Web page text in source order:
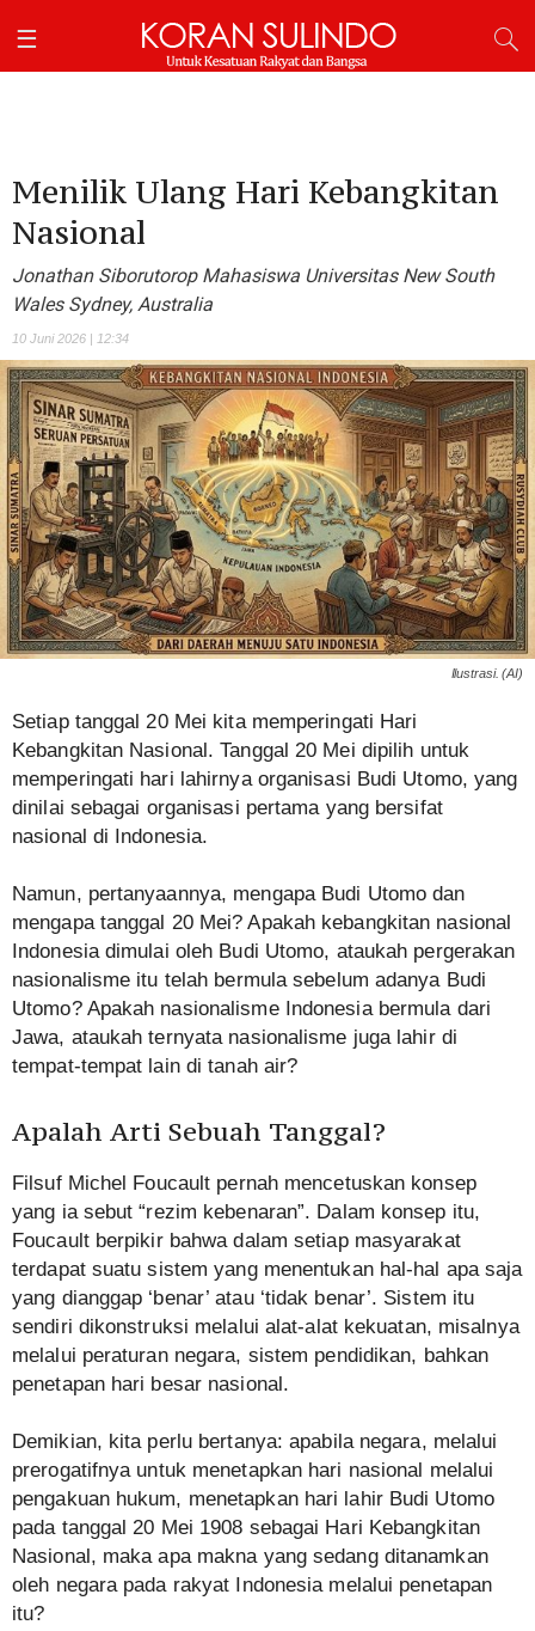
Menilik Ulang Hari Kebangkitan
Nasional
Jonathan Siborutorop Mahasiswa Universitas New South
Wales Sydney, Australia
10 Juni 2026 | 12:34
Ilustrasi. (AI)
Setiap tanggal 20 Mei kita memperingati Hari
Kebangkitan Nasional. Tanggal 20 Mei dipilih untuk
memperingati hari lahirnya organisasi Budi Utomo, yang
dinilai sebagai organisasi pertama yang bersifat
nasional di Indonesia.
Namun, pertanyaannya, mengapa Budi Utomo dan
mengapa tanggal 20 Mei? Apakah kebangkitan nasional
Indonesia dimulai oleh Budi Utomo, ataukah pergerakan
nasionalisme itu telah bermula sebelum adanya Budi
Utomo? Apakah nasionalisme Indonesia bermula dari
Jawa, ataukah ternyata nasionalisme juga lahir di
tempat-tempat lain di tanah air?
Apalah Arti Sebuah Tanggal?
Filsuf Michel Foucault pernah mencetuskan konsep
yang ia sebut “rezim kebenaran”. Dalam konsep itu,
Foucault berpikir bahwa dalam setiap masyarakat
terdapat suatu sistem yang menentukan hal-hal apa saja
yang dianggap ‘benar’ atau ‘tidak benar’. Sistem itu
sendiri dikonstruksi melalui alat-alat kekuatan, misalnya
melalui peraturan negara, sistem pendidikan, bahkan
penetapan hari besar nasional.
Demikian, kita perlu bertanya: apabila negara, melalui
prerogatifnya untuk menetapkan hari nasional melalui
pengakuan hukum, menetapkan hari lahir Budi Utomo
pada tanggal 20 Mei 1908 sebagai Hari Kebangkitan
Nasional, maka apa makna yang sedang ditanamkan
oleh negara pada rakyat Indonesia melalui penetapan
itu?